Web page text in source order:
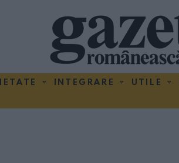
INTEGRARE UTILE